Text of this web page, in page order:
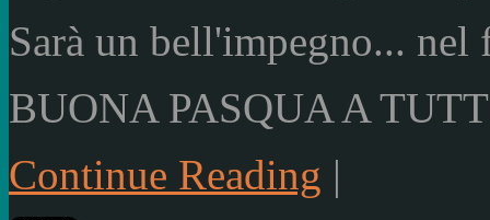
Sarà un bell'impegno... nel
BUONA PASQUA A
Continue Reading |